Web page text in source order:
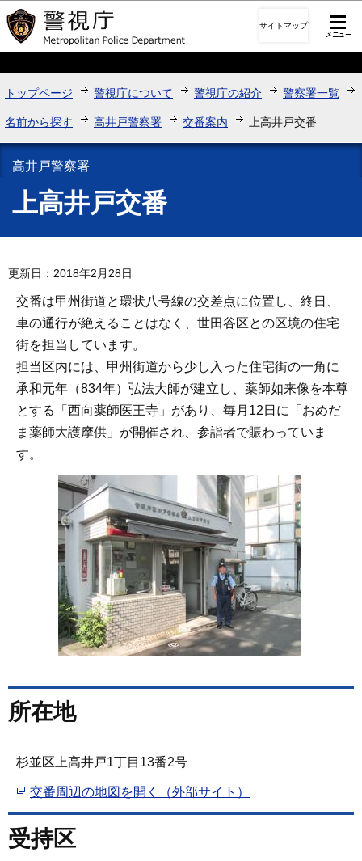
このページの本文へ移動
サイトマップ
トップページ 警視庁について 警視庁の紹介 警察署一覧
名前から探す 高井戸警察署 交番案内 上高井戸交番
高井戸警察署
上高井戸交番
更新日：2018年2月28日
交番は甲州街道と環状八号線の交差点に位置し、終日、
車の通行が絶えることはなく、世田谷区との区境の住宅
街を担当しています。
担当区内には、甲州街道から少し入った住宅街の一角に
承和元年（834年）弘法大師が建立し、薬師如来像を本尊
とする「西向薬師医王寺」があり、毎月12日に「おめだ
ま薬師大護摩供」が開催され、参詣者で賑わっていま
す。
所在地
杉並区上高井戸1丁目13番2号
交番周辺の地図を開く（外部サイト）
受持区